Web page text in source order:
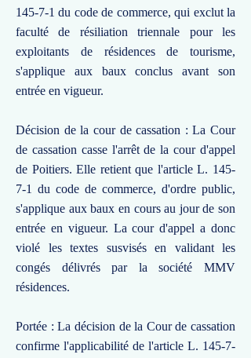
145-7-1 du code de commerce, qui exclut la
faculté de résiliation triennale pour les
exploitants de résidences de tourisme,
s'applique aux baux conclus avant son
entrée en vigueur.
Décision de la cour de cassation : La Cour
de cassation casse l'arrêt de la cour d'appel
de Poitiers. Elle retient que l'article L. 145-
7-1 du code de commerce, d'ordre public,
s'applique aux baux en cours au jour de son
entrée en vigueur. La cour d'appel a donc
violé les textes susvisés en validant les
congés délivrés par la société MMV
résidences.
Portée : La décision de la Cour de cassation
confirme l'applicabilité de l'article L. 145-7-